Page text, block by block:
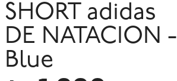
SHORT adidas
DE NATACION -
Blue